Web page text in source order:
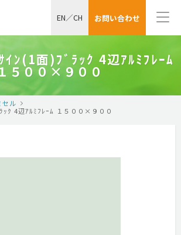
お問い合わせ
EN／CH
ｲﾝ(1面)ﾌﾞﾗｯｸ 4辺ｱﾙﾐﾌﾚｰﾑ
５００×９００
セル
ｸ 4辺ｱﾙﾐﾌﾚｰﾑ １５００×９００